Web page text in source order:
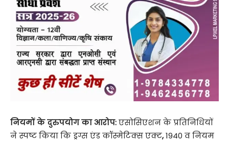
नियमों के दुरुपयोग का आरोप:एसोसिएशन के प्रतिनिधियों
ने स्पष्ट किया कि ड्रग्स एंड कॉस्मेटिक्स एक्ट,1940 व नियम